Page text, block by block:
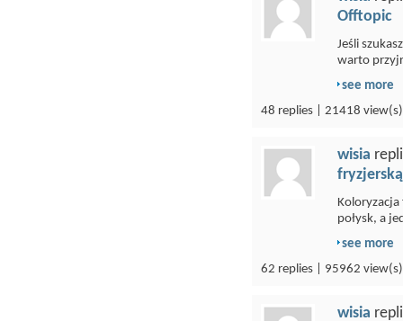
Offtopic
Jeśli
warto
see more
48 replies | 21418 view(s)
wisia
połysk, a
see more
62 replies | 95962 view(s)
wisia